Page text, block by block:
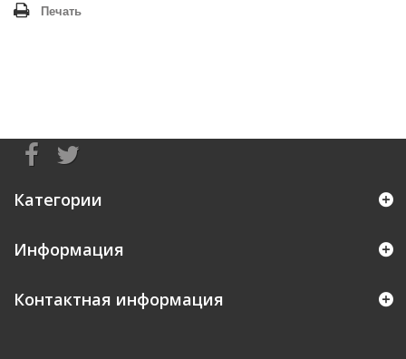
Печать
Категории
Информация
Контактная информация